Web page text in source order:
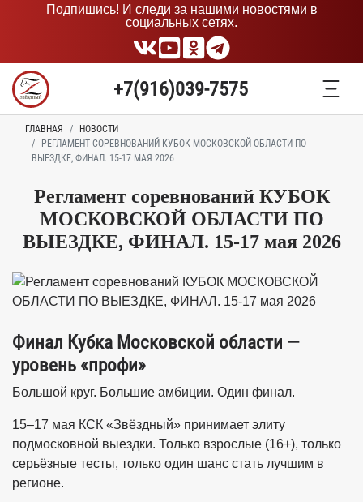
Подпишись! И следи за нашими новостями в
социальных сетях.
+7(916)039-7575
ГЛАВНАЯ
НОВОСТИ
РЕГЛАМЕНТ СОРЕВНОВАНИЙ КУБОК МОСКОВСКОЙ ОБЛАСТИ ПО
ВЫЕЗДКЕ, ФИНАЛ. 15-17 МАЯ 2026
Регламент соревнований КУБОК
МОСКОВСКОЙ ОБЛАСТИ ПО
ВЫЕЗДКЕ, ФИНАЛ. 15-17 мая 2026
Финал Кубка Московской области —
уровень «профи»
Большой круг. Большие амбиции. Один финал.
15–17 мая КСК «Звёздный» принимает элиту
подмосковной выездки. Только взрослые (16+), только
серьёзные тесты, только один шанс стать лучшим в
регионе.